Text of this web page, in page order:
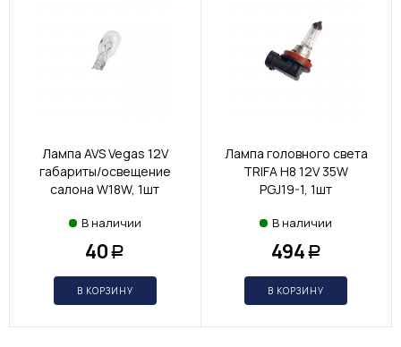
Лампа AVS Vegas 12V
габариты/освещение
салона W18W, 1шт
В наличии
40 Р
В КОРЗИНУ
Лампа головного света
TRIFA H8 12V 35W
PGJ19-1, 1шт
В наличии
494 Р
В КОРЗИНУ